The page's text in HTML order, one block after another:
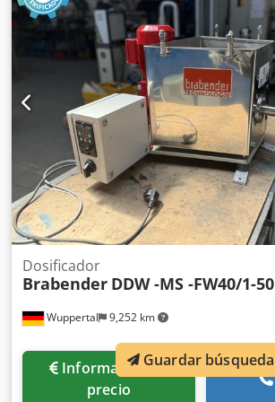
Wuppertal 9,252 km
Dosificador
Brabender DDW -MS -FW40/1-50
Información de
precio
Guardar búsqueda